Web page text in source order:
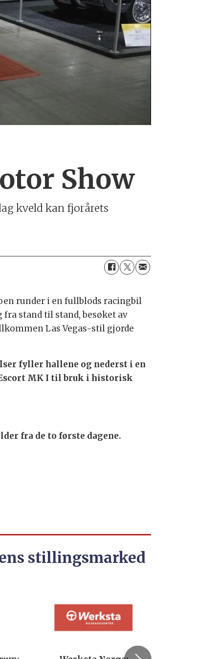
Show
kveld kan fjorårets
runder i en fullblods racingbil
stand til stand, besøket av
Las Vegas-stil gjorde
fyller hallene og nederst i en
Escort MK I til bruk i historisk
fra de to første dagene.
stillingsmarked